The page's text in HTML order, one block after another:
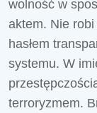
wolność w
aktem. Nie
hasłem
systemu. W
terroryzmem.